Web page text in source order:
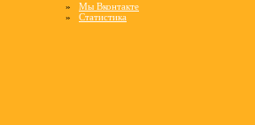
» Мы Вконтакте
» Статистика